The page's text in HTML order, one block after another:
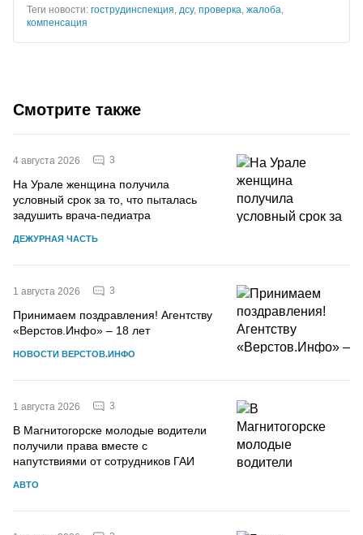
Теги новости: гострудинспекция дсу, проверка жалоба
компенсация
Смотрите также
4 августа 2026 3
На Урале женщина получила
условный срок за то, что пыталась
задушить врача-педиатра
ДЕЖУРНАЯ ЧАСТЬ
1 августа 2026 3
Принимаем поздравления! Агентству
«Верстов.Инфо» – 18 лет
НОВОСТИ ВЕРСТОВ.ИНФО
1 августа 2026 3
В Магнитогорске молодые водители
получили права вместе с
напутствиями от сотрудников ГАИ
АВТО